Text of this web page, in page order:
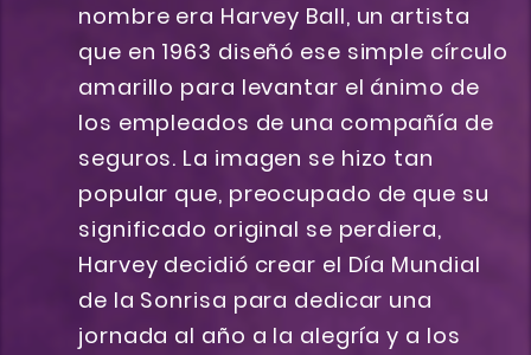
nombre era Harvey Ball, un artista
que en 1963 diseñó ese simple círculo
amarillo para levantar el ánimo de
los empleados de una compañía de
seguros. La imagen se hizo tan
popular que, preocupado de que su
significado original se perdiera,
Harvey decidió crear el Día Mundial
de la Sonrisa para dedicar una
jornada al año a la alegría y a los